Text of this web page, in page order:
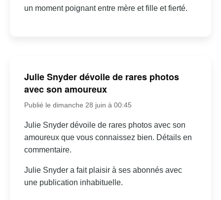
un moment poignant entre mère et fille et fierté.
Julie Snyder dévoile de rares photos
avec son amoureux
Publié le dimanche 28 juin à 00:45
Julie Snyder dévoile de rares photos avec son
amoureux que vous connaissez bien. Détails en
commentaire.
Julie Snyder a fait plaisir à ses abonnés avec
une publication inhabituelle.